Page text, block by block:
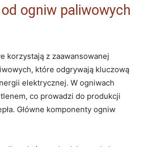
ogniw paliwowych
korzystają ⁢z ‌zaawansowanej
które⁤ odgrywają kluczową
elektrycznej. W ogniwach
co ⁣prowadzi do produkcji
Główne komponenty ogniw